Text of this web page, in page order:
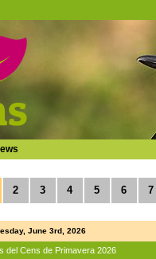
2 3 4 5 6 7
June 3rd, 2026
del Cens de Primavera 2026